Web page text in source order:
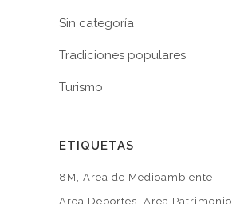
Sin categoría
Tradiciones populares
Turismo
ETIQUETAS
8M
Area de Medioambiente
Area Deportes Area Patrimonio